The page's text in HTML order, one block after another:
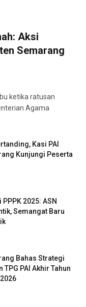
Aksi
Semarang
ketika ratusan
Agama
Kasi PAI
Kunjungi Peserta
2025: ASN
Semangat Baru
Bahas Strategi
PAI Akhir Tahun